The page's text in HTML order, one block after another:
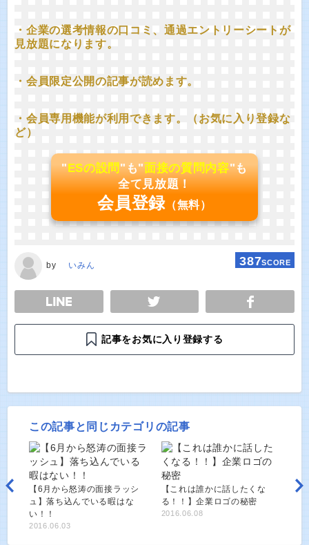
・企業の選考情報の口コミ、通過エントリーシートが
見放題になります。
・会員限定公開の記事が読めます。
・会員専用機能が利用できます。（お気に入り登録な
ど）
"ESの設問"も"面接の質問内容"も
全て見放題！
会員登録 （無料）
by いみん 387SCORE
TWEET
記事をお気に入り登録する
この記事と同じカテゴリの記事
【6月から怒涛の面接ラッシ
ュ】落ち込んでいる暇はな
い！！
2016.06.03
【これは誰かに話したくな
る！！】企業ロゴの秘密
2016.06.08